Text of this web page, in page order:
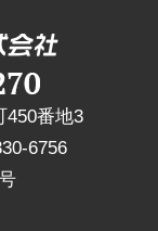
450番地3
6756